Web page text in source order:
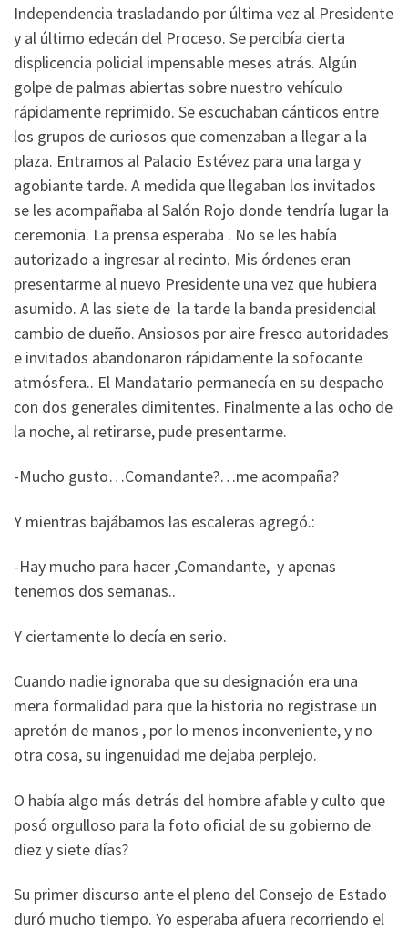
Independencia trasladando por última vez al Presidente
y al último edecán del Proceso. Se percibía cierta
displicencia policial impensable meses atrás. Algún
golpe de palmas abiertas sobre nuestro vehículo
rápidamente reprimido. Se escuchaban cánticos entre
los grupos de curiosos que comenzaban a llegar a la
plaza. Entramos al Palacio Estévez para una larga y
agobiante tarde. A medida que llegaban los invitados
se les acompañaba al Salón Rojo donde tendría lugar la
ceremonia. La prensa esperaba . No se les había
autorizado a ingresar al recinto. Mis órdenes eran
presentarme al nuevo Presidente una vez que hubiera
asumido. A las siete de la tarde la banda presidencial
cambio de dueño. Ansiosos por aire fresco autoridades
e invitados abandonaron rápidamente la sofocante
atmósfera.. El Mandatario permanecía en su despacho
con dos generales dimitentes. Finalmente a las ocho de
la noche, al retirarse, pude presentarme.
-Mucho gusto…Comandante?…me acompaña?
Y mientras bajábamos las escaleras agregó.:
-Hay mucho para hacer ,Comandante, y apenas
tenemos dos semanas..
Y ciertamente lo decía en serio.
Cuando nadie ignoraba que su designación era una
mera formalidad para que la historia no registrase un
apretón de manos , por lo menos inconveniente, y no
otra cosa, su ingenuidad me dejaba perplejo.
O había algo más detrás del hombre afable y culto que
posó orgulloso para la foto oficial de su gobierno de
diez y siete días?
Su primer discurso ante el pleno del Consejo de Estado
duró mucho tiempo. Yo esperaba afuera recorriendo el